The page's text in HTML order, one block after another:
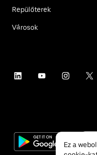
Repülőterek
Városok
Ez a